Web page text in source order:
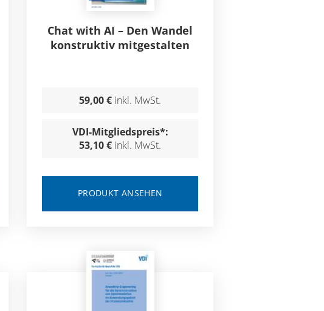
Chat with AI – Den Wandel
konstruktiv mitgestalten
59,00 € inkl. MwSt.
VDI-Mitgliedspreis*:
53,10 € inkl. MwSt.
PRODUKT ANSEHEN